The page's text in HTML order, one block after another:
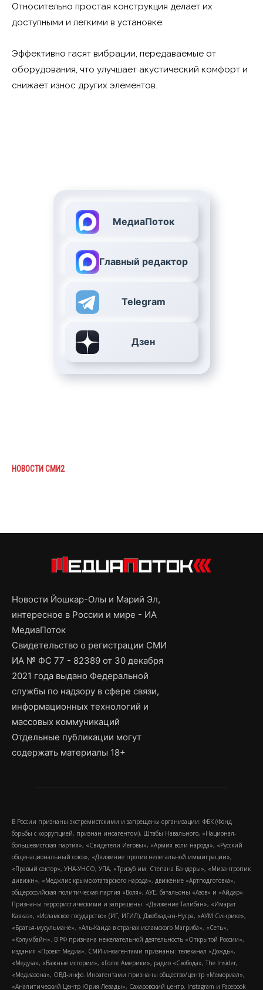
Относительно простая конструкция делает их
доступными и легкими в установке.
Эффективно гасят вибрации, передаваемые от
оборудования, что улучшает акустический комфорт и
снижает износ других элементов.
МедиаПоток
Главный редактор
Telegram
Дзен
НОВОСТИ СМИ2
Новости Йошкар-Олы и Марий Эл,
интересное в России и мире - ИА
МедиаПоток
Свидетельство о регистрации СМИ
ИА № ФС 77 - 82389 от 30 декабря
2021 года выдано Федеральной
службы по надзору в сфере связи,
информационных технологий и
массовых коммуникаций
Отдельные публикации могут
содержать материалы 18+
В России признаны экстремистскими и запрещены организации: ФБК (Фонд
борьбы с коррупцией, признан иноагентом), Штабы Навального, «Национал-
большевистская партия», «Свидетели Иеговы», «Армия воли народа», «Русский
общенациональный союз», «Движение против нелегальной иммиграции»,
«Правый сектор», УНА-УНСО, УПА, «Тризуб им. Степана Бандеры», «Мизантропик
дивижн», «Меджлис крымскотатарского народа», движение «Артподготовка»,
общероссийская политическая партия «Воля», АУЕ, батальоны «Азов» и «Айдар».
Признаны террористическими и запрещены: «Движение Талибан», «Имарат
Кавказ», «Исламское государство» (ИГ, ИГИЛ), Джебхад-ан-Нусра, «АУМ Синрике»,
«Братья-мусульмане», «Аль-Каида в странах исламского Магриба», «Сеть»,
«Колумбайн». В РФ признана нежелательной деятельность «Открытой России»,
издания «Проект Медиа». СМИ-иноагентами признаны: телеканал «Дождь»,
«Медуза», «Важные истории», «Голос Америки», радио «Свобода», The Insider,
«Медиазона», ОВД-инфо. Иноагентами признаны общество/центр «Мемориал»,
«Аналитический Центр Юрия Левады», Сахаровский центр. Instagram и Facebook